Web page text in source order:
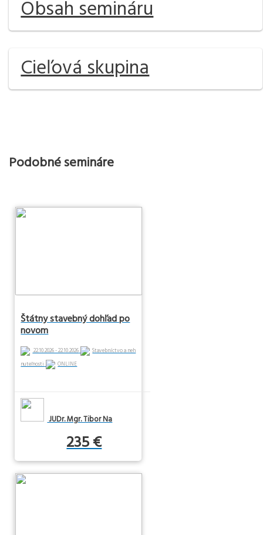
Obsah semináru
Cieľová skupina
Podobné semináre
Štátny stavebný dohľad po
novom
22.10.2026 - 22.10.2026
Stavebníctvo a neh
nuteľnosti
ONLINE
JUDr. Mgr. Tibor Na
235 €